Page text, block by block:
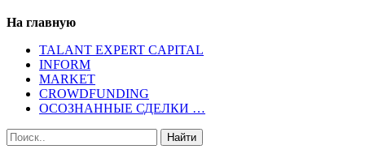
На главную
TALANT EXPERT CAPITAL
INFORM
MARKET
CROWDFUNDING
ОСОЗНАННЫЕ СДЕЛКИ …